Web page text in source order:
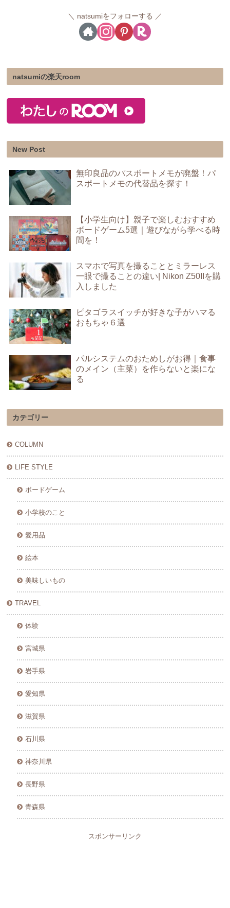
natsumiをフォローする
natsumiの楽天room
New Post
無印良品のパスポートメモが廃盤！パ
スポートメモの代替品を探す！
【小学生向け】親子で楽しむおすすめ
ボードゲーム5選｜遊びながら学べる時
間を！
スマホで写真を撮ることとミラーレス
一眼で撮ることの違い| Nikon Z50IIを購
入しました
ピタゴラスイッチが好きな子がハマる
おもちゃ６選
パルシステムのおためしがお得｜食事
のメイン（主菜）を作らないと楽にな
る
カテゴリー
COLUMN
LIFE STYLE
ボードゲーム
小学校のこと
愛用品
絵本
美味しいもの
TRAVEL
体験
宮城県
岩手県
愛知県
滋賀県
石川県
神奈川県
長野県
青森県
スポンサーリンク